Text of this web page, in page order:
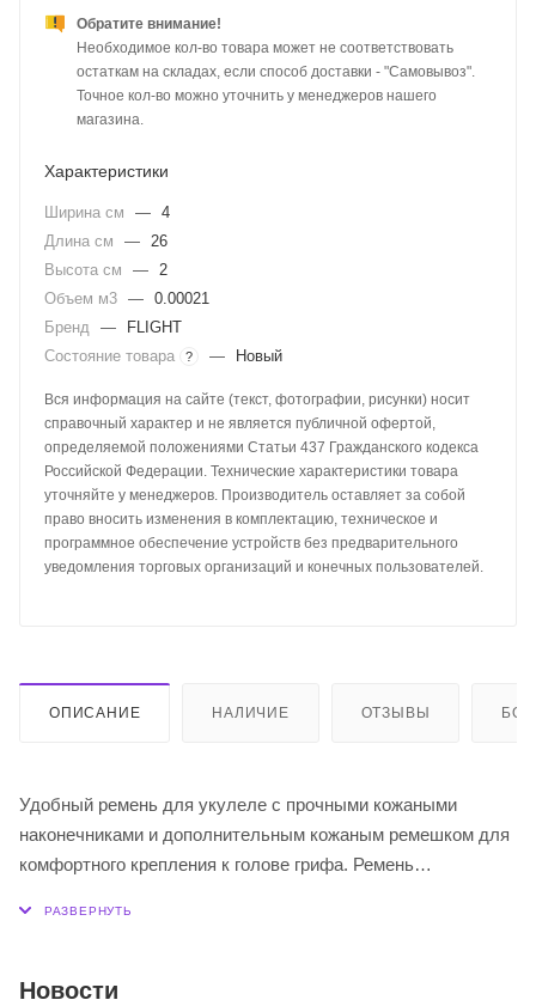
Обратите внимание!
Необходимое кол-во товара может не соответствовать
остаткам на складах, если способ доставки - "Самовывоз".
Точное кол-во можно уточнить у менеджеров нашего
магазина.
Характеристики
Ширина см — 4
Длина см
— 26
Высота см
— 2
Объем м3 — 0.00021
Бренд —
FLIGHT
Состояние товара
? — Новый
Вся информация на сайте (текст, фотографии, рисунки) носит
справочный характер и не является публичной офертой,
определяемой положениями Статьи 437 Гражданского кодекса
Российской Федерации. Технические характеристики товара
уточняйте у менеджеров. Производитель оставляет за собой
право вносить изменения в комплектацию, техническое и
программное обеспечение устройств без предварительного
уведомления торговых организаций и конечных пользователей.
ОПИСАНИЕ НАЛИЧИЕ ОТЗЫВЫ
Удобный ремень для укулеле с прочными кожаными
наконечниками и дополнительным кожаным ремешком для
комфортного крепления к голове грифа. Ремень
материала, который не поддается деформации. Этот
Новости